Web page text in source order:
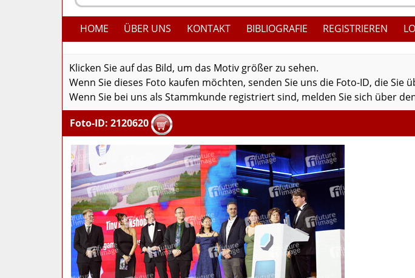
HOME ÜBER UNS KONTAKT BIBLIOGRAFIE REGISTRIEREN
Klicken Sie auf das Bild, um das Motiv größer zu sehen.
Wenn Sie dieses Foto kaufen möchten, senden Sie uns die Foto-ID, die
Wenn Sie bei uns als Stammkunde registriert sind, melden Sie sich über
Foto-ID: 2120620